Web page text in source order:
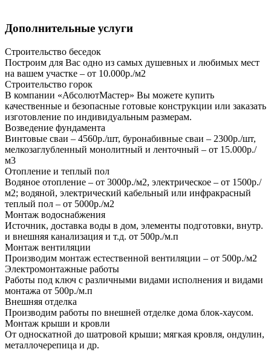
Дополнительные услуги
Строительство беседок
Построим для Вас одно из самых душевных и любимых мест
на вашем участке – от 10.000р./м2
Строительство горок
В компании «АбсолютМастер» Вы можете купить
качественные и безопасные готовые конструкции или заказать
изготовление по индивидуальным размерам.
Возведение фундамента
Винтовые сваи – 4560р./шт, буронабивные сваи – 2300р./шт,
мелкозаглубленный монолитный и ленточный – от 15.000р./
м3
Отопление и теплый пол
Водяное отопление – от 3000р./м2, электрическое – от 1500р./
м2; водяной, электрический кабельный или инфракрасный
теплый пол – от 5000р./м2
Монтаж водоснабжения
Источник, доставка воды в дом, элементы подготовки, внутр.
и внешняя канализация и т.д. от 500р./м.п
Монтаж вентиляции
Производим монтаж естественной вентиляции – от 500р./м2
Электромонтажные работы
Работы под ключ с различными видами исполнения и видами
монтажа от 500р./м.п
Внешняя отделка
Производим работы по внешней отделке дома блок-хаусом.
Монтаж крыши и кровли
От односкатной до шатровой крыши; мягкая кровля, ондулин,
металлочерепица и др.